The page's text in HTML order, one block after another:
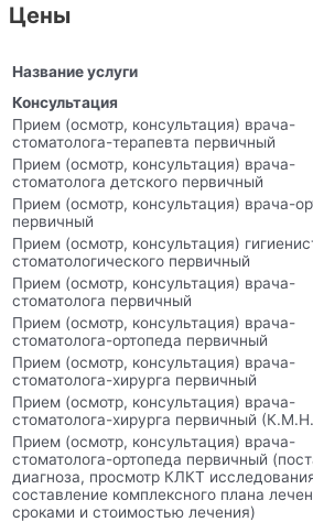
Цены
Название услуги
Консультация
Прием (осмотр, консультация) врача-
стоматолога-терапевта первичный
Прием (осмотр, консультация) врача-
стоматолога детского первичный
Прием (осмотр, консультация) врача-
первичный
Прием (осмотр, консультация)
стоматологического первичный
Прием (осмотр, консультация) врача-
стоматолога первичный
Прием (осмотр, консультация) врача-
стоматолога-ортопеда первичный
Прием (осмотр, консультация) врача-
стоматолога-хирурга первичный
Прием (осмотр, консультация) врача-
стоматолога-хирурга первичный
Прием (осмотр, консультация) врача-
стоматолога-ортопеда первичный
диагноза, просмотр КЛКТ
составление комплексного плана
сроками и стоимостью лечения)